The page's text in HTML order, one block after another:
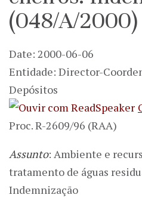
(048/A/2000)
Date: 2000-06-06
Entidade: Director-
Depósitos
Proc. R-2609/96 (RAA)
Assunto: Ambiente e
tratamento de águas
Indemnização